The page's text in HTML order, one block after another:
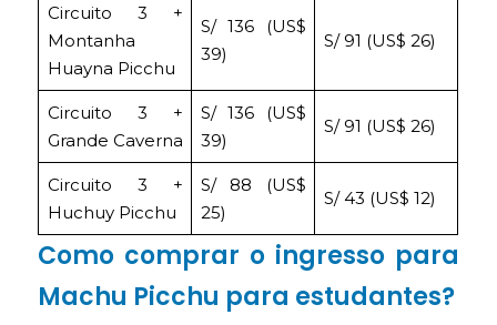
Circuito 3 +
Montanha
Huayna Picchu
S/ 136 (US$
39)
S/ 91 (US$ 26)
Circuito 3 +
Grande Caverna
S/ 136 (US$
39)
S/ 91 (US$ 26)
Circuito 3 +
Huchuy Picchu
S/ 88 (US$
25)
S/ 43 (US$ 12)
Como comprar o ingresso para
Machu Picchu para estudantes?